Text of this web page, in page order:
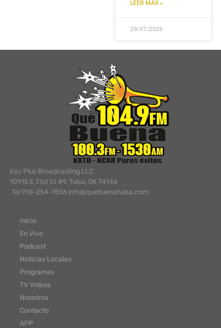
LEER MÁS »
29/07/2026
Key Plus Broadcasting LLC
10915 E 31st St #9, Tulsa, OK 74146
Tel 918-254-7556 info@quebuenatulsa.com
Inicio
En Vivo
Podcast
Noticias Locales
Programas
TV Videos
Nosotros
Contacto
APP